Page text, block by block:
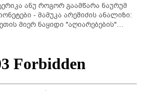
ანუ როგორ გაამწარა ნაურუმ
- მამუკა არეშიძის ანალიზი:
მიერ ნაყიდი "აღიარებების"